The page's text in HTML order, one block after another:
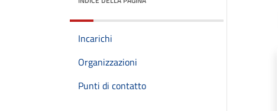
Incarichi
Organizzazioni
Punti di contatto